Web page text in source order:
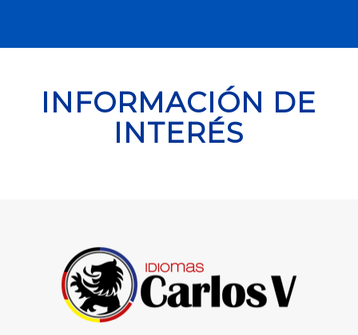
INFORMACIÓN DE
INTERÉS